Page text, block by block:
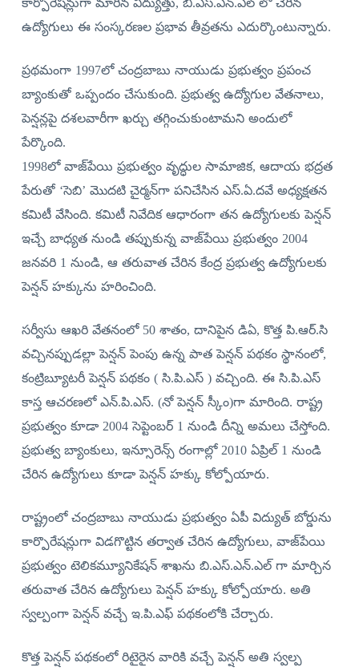
ఉద్యోగులు ఈ సంస్కరణల ప్రభావ తీవ్రతను ఎదుర్కొంటున్నారు.
ప్రథమంగా 1997లో చంద్రబాబు నాయుడు ప్రభుత్వం ప్రపంచ
బ్యాంకుతో ఒప్పందం చేసుకుంది. ప్రభుత్వ ఉద్యోగుల వేతనాలు,
పెన్షన్లపై దశలవారీగా ఖర్చు తగ్గించుకుంటామని అందులో
పేర్కొంది.
1998లో వాజ్‌పేయి ప్రభుత్వం వృద్ధుల సామాజిక, ఆదాయ భద్రత
పేరుతో ‘సెబి’ మొదటి చైర్మన్‌గా పనిచేసిన ఎస్‌.ఏ.దవే అధ్యక్షతన
కమిటీ వేసింది. కమిటీ నివేదిక ఆధారంగా తన ఉద్యోగులకు పెన్షన్‌
ఇచ్చే బాధ్యత నుండి తప్పుకున్న వాజ్‌పేయి ప్రభుత్వం 2004
జనవరి 1 నుండి, ఆ తరువాత చేరిన కేంద్ర ప్రభుత్వ ఉద్యోగులకు
పెన్షన్‌ హక్కును హరించింది.
సర్వీసు ఆఖరి వేతనంలో 50 శాతం, దానిపైన డిఏ, కొత్త పి.ఆర్‌.సి
వచ్చినప్పుడల్లా పెన్షన్‌ పెంపు ఉన్న పాత పెన్షన్‌ పథకం స్థానంలో,
కంట్రిబ్యూటరీ పెన్షన్‌ పథకం ( సి.పి.ఎస్‌ ) వచ్చింది. ఈ సి.పి.ఎస్‌
కాస్త ఆచరణలో ఎన్‌.పి.ఎస్‌. (నో పెన్షన్‌ స్కీం)గా మారింది. రాష్ట్ర
ప్రభుత్వం కూడా 2004 సెప్టెంబర్‌ 1 నుండి దీన్ని అమలు చేస్తోంది.
ప్రభుత్వ బ్యాంకులు, ఇన్సూరెన్స్‌ రంగాల్లో 2010 ఏప్రిల్‌ 1 నుండి
చేరిన ఉద్యోగులు కూడా పెన్షన్‌ హక్కు కోల్పోయారు.
రాష్ట్రంలో చంద్రబాబు నాయుడు ప్రభుత్వం ఏపీ విద్యుత్‌ బోర్డును
కార్పొరేషన్లుగా విడగొట్టిన తర్వాత చేరిన ఉద్యోగులు, వాజ్‌పేయి
ప్రభుత్వం టెలికమ్యూనికేషన్‌ శాఖను బి.ఎస్‌.ఎన్‌.ఎల్‌ గా మార్చిన
తరువాత చేరిన ఉద్యోగులు పెన్షన్‌ హక్కు కోల్పోయారు. అతి
స్వల్పంగా పెన్షన్‌ వచ్చే ఇ.పి.ఎఫ్‌ పథకంలోకి చేర్చారు.
కొత్త పెన్షన్‌ పథకంలో రిటైరైన వారికి వచ్చే పెన్షన్‌ అతి స్వల్ప